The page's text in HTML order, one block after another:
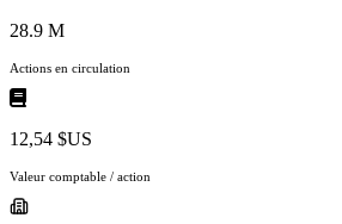
28.9 M
Actions en circulation
12,54 $US
Valeur comptable / action